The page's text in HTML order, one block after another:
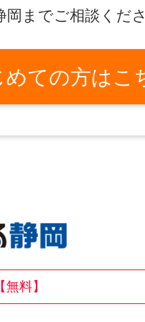
岡までご相談くだ
めての方はこ
料】